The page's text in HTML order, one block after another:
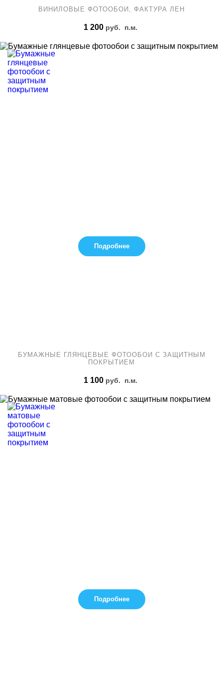
ВИНИЛОВЫЕ ФОТООБОИ, ФАКТУРА ЛЕН
1 200 руб. п.м.
Подробнее
БУМАЖНЫЕ ГЛЯНЦЕВЫЕ ФОТООБОИ С ЗАЩИТНЫМ
ПОКРЫТИЕМ
1 100 руб. п.м.
Подробнее